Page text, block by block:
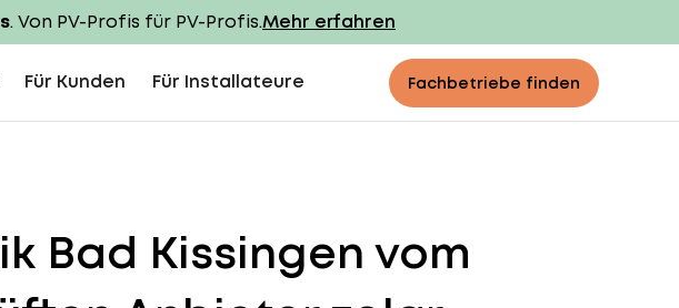
. Von PV-Profis für PV-Profis.Mehr erfahren
Für Kunden Für Installateure Fachbetriebe finden
Bad Kissingen vom